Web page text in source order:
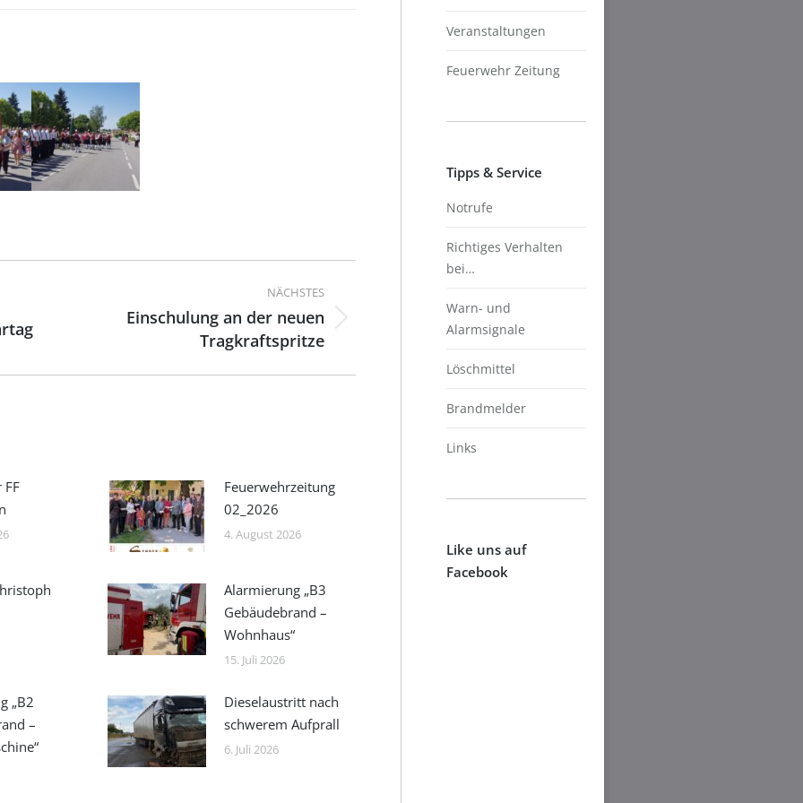
NÄCHSTES
Nächster
Einschulung an der neuen
Tragkraftspritze
FF
Feuerwehrzeitung
02_2026
4. August 2026
Alarmierung „B3
Gebäudebrand –
Wohnhaus“
15. Juli 2026
„B2
–
Dieselaustritt nach
schwerem Aufprall
6. Juli 2026
Veranstaltungen
Feuerwehr Zeitung
Tipps & Service
Notrufe
Richtiges Verhalten
bei…
Warn- und
Alarmsignale
Löschmittel
Brandmelder
Links
Like uns auf
Facebook